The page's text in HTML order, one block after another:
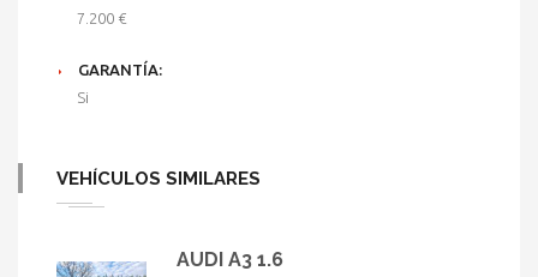
7.200 €
GARANTÍA:
Si
VEHÍCULOS SIMILARES
AUDI A3 1.6